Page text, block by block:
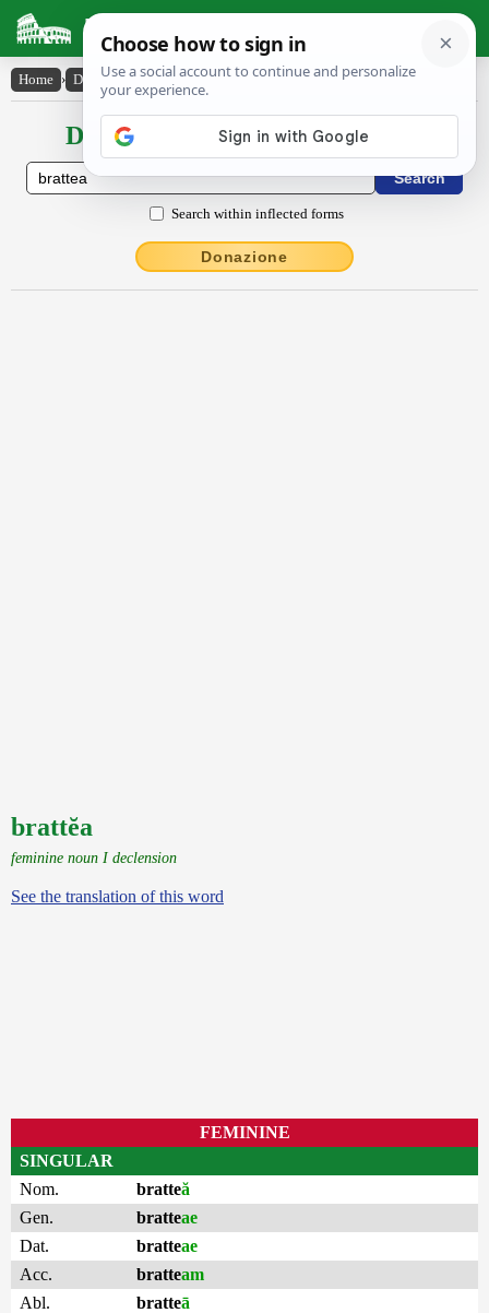
Latin Dictionary
Home › Declensions / Conjugations › brattĕa
Declensions / Conjugations latin
Search within inflected forms
Donazione
brattĕa
feminine noun I declension
See the translation of this word
FEMININE
SINGULAR
Nom.
bratteă
Gen.
bratteae
Dat.
bratteae
Acc.
bratteam
Abl.
bratteā